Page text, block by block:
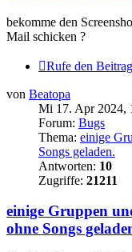
bekomme den
Mail schicken ?
Rufe den
von Beatopa
Mi 17. Apr 2024,
Forum: Bugs
Thema: einige
Songs geladen.
Antworten: 10
Zugriffe: 21211
einige Gruppen
ohne Songs